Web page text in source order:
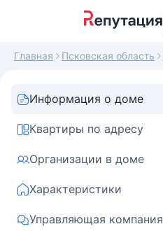
Главная Псковская область
Информация о доме
Квартиры по адресу
Организации в доме
Характеристики
Управляющая компания